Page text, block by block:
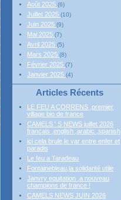
Août 2025 (6)
Juillet 2025 (10)
Juin 2025 (9)
Mai 2025 (7)
Avril 2025 (5)
Mars 2025 (8)
Février 2025 (7)
Janvier 2025 (4)
Articles Récents
LE FEU A CORRENS ,premier
village bio de france
CAMELS ' S NEWS juillet 2026
francais ,english ,arabic ,spanish
ici cela brule,le var entre enfer et
paradis
Le feu a Taradeau
Fontainebleau,la solidarité utile
Janvry equitation ,a nouveau
champions de france !
CAMELS NEWS JUIN 2026